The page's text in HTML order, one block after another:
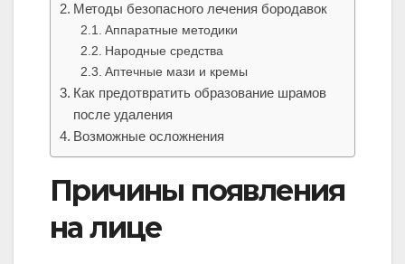
Методы безопасного лечения бородавок
Аппаратные методики
Народные средства
Аптечные мази и кремы
Как предотвратить образование шрамов
после удаления
Возможные осложнения
Причины появления
на лице